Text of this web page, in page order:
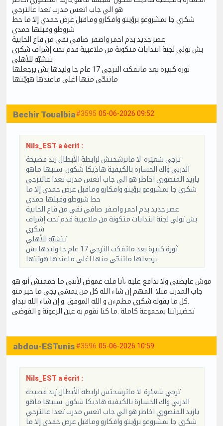
هو الي جاب اتعس مدرب تعدا عالترجي
شكري جا بمشروعو برؤيتو وافكارو وماقبل عرض حمدي إلا ما حط
شروطو وقبلها حمدي
عصر جديد بدم احمر واصفر صافي نقي من قاع الخابية
بش تولي لجنة انتدابات متكونة من ملاعبية قدم تحت إشراف شكري
تتشبّه للأهلي
ثورة كبيرة بعد ماتفكت الترجي 17 عام جا وليدها بش يرجعلها
ماتنحّى منها اغلى ماعندها هويّتها
#3595 05-06-2026 09:52
Bechir Toualbia
Nils_EST a écrit :
ترجي شعيْرة لا ماترشحتش لرابطة الأبطال زيد فضيحة
الدربي واك الخسارة بالكيفية هاذيكا شكون سببها ماهو
يازيد المنصوري اخاطر هو الي جاب اتعس مدرب تعدا عالترجي
شكري جا بمشروعو برؤيتو وافكارو وماقبل عرض حمدي إلا ما
حط شروطو وقبلها حمدي
عصر جديد بدم احمر واصفر صافي نقي من قاع الخابية
بش تولي لجنة انتدابات متكونة من ملاعبية قدم تحت إشراف
شكري
تتشبّه للأهلي
ثورة كبيرة بعد ماتفكت الترجي 17 عام جا وليدها بش
يرجعلها ماتنحّى منها اغلى ماعندها هويّتها
موش غايضني ولا ندافع عليه ،أنا قلت غموض لأنني ما خممتش أنو هو
جاب المدرب مثلا .المهم إن شاء الله كل من يمشي يجي ما خير منو
.كل ما يقوله شكري مطمءن و الله الموفق .و إن شاء الله نبداو
تحضيراتنا بمجموعة كاملة .ما كنا نقوم به عين الرعونة و الفوضى
#3596 05-06-2026 10:59
abdou-ESTunis
Nils_EST a écrit :
ترجي شعيْرة لا ماترشحتش لرابطة الأبطال زيد فضيحة
الدربي واك الخسارة بالكيفية هاذيكا شكون سببها ماهو
يازيد المنصوري اخاطر هو الي جاب اتعس مدرب تعدا عالترجي
شكري جا بمشروعو برؤيتو وافكارو وماقبل عرض حمدي إلا ما